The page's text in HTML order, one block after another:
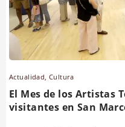
Actualidad,Cultura
El Mes de los Artistas
visitantes en San